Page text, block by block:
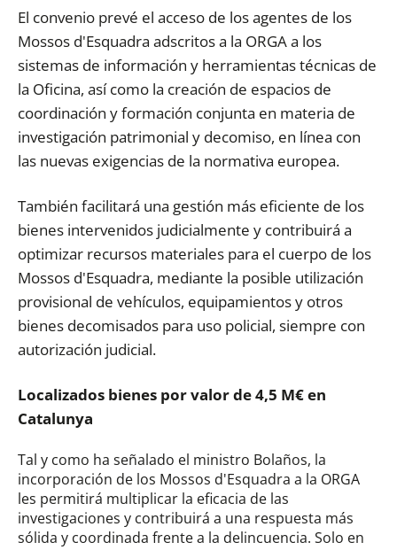
El convenio prevé el acceso de los agentes de los
Mossos d'Esquadra adscritos a la ORGA a los
sistemas de información y herramientas técnicas de
la Oficina, así como la creación de espacios de
coordinación y formación conjunta en materia de
investigación patrimonial y decomiso, en línea con
las nuevas exigencias de la normativa europea.
También facilitará una gestión más eficiente de los
bienes intervenidos judicialmente y contribuirá a
optimizar recursos materiales para el cuerpo de los
Mossos d'Esquadra, mediante la posible utilización
provisional de vehículos, equipamientos y otros
bienes decomisados para uso policial, siempre con
autorización judicial.
Localizados bienes por valor de 4,5 M€ en
Catalunya
Tal y como ha señalado el ministro Bolaños, la
incorporación de los Mossos d'Esquadra a la ORGA
les permitirá multiplicar la eficacia de las
investigaciones y contribuirá a una respuesta más
sólida y coordinada frente a la delincuencia. Solo en